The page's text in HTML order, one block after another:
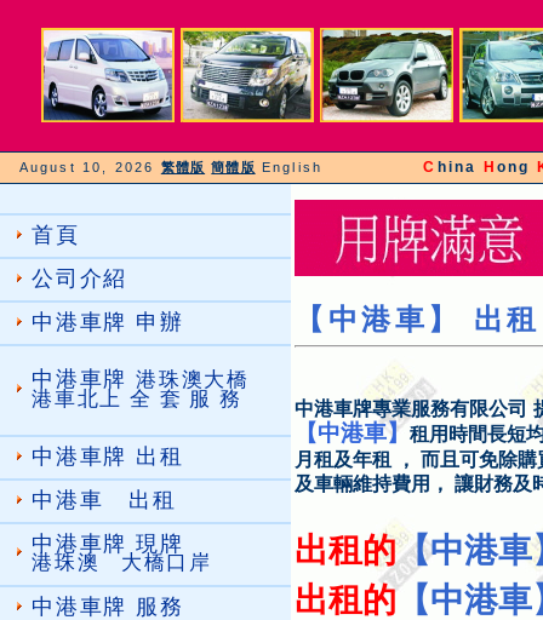
August 10, 2026 繁體版 簡體版 EnglishC hina H ong
首頁
公司介紹
中港車牌 申辦
中港車牌 港珠澳大橋
港車北上 全 套 服 務
中港車牌 出租
中港車 出租
中港車牌 現牌
港珠澳 大橋口岸
中港車牌 服務
【 中港車】 出租
中港車牌專業服務有限公司
【中港車】 租用時間長短
月租及年租 ， 而且可免除購
及車輛維持費用， 讓財務及
出租的【中港車
出租的【中港車